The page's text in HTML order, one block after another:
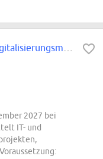
2027 bei
IT- und